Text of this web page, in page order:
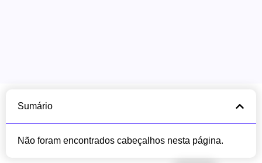
Sumário
Não foram encontrados cabeçalhos nesta página.